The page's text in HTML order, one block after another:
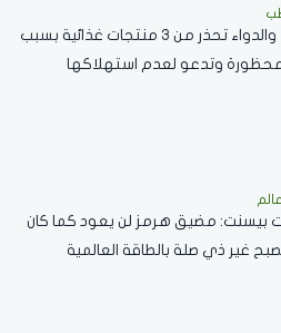
الغذاء والدواء تحذر من 3 منتجات غذائية بسبب
وتدعو لعدم استهلاكها
مضيق هرمز لن يعود كما كان
غير ذي صلة بالطاقة العالمية